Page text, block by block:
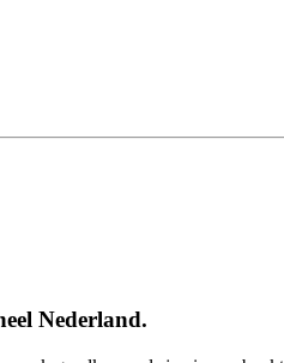
Nederland.